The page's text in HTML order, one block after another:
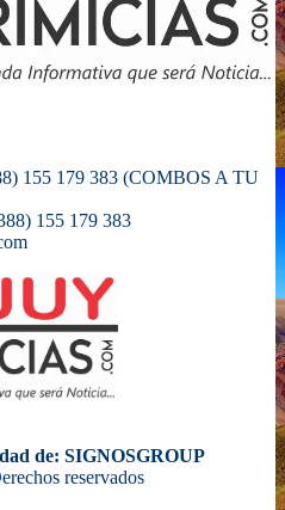
155 179 383 (COMBOS A TU
155 179 383
de: SIGNOSGROUP
reservados